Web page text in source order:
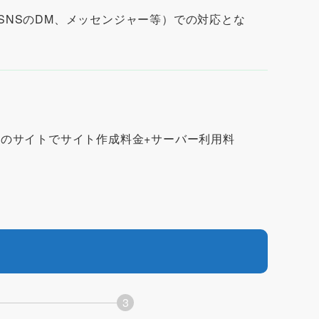
のDM、メッセンジャー等）での対応とな
サイトでサイト作成料金+サーバー利用料
3